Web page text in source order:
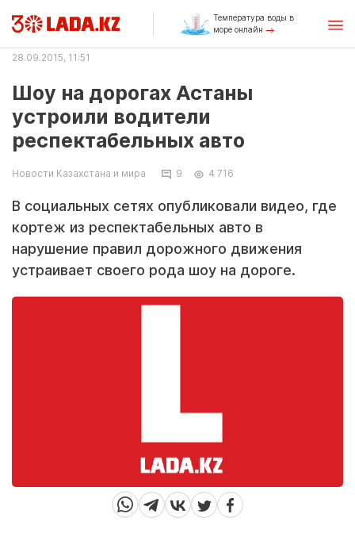
Температура воды в
море онлайн
28.09.2015, 11:51
Шоу на дорогах Астаны
устроили водители
респектабельных авто
Новости Казахстана и мира 9 4 716
В социальных сетях опубликовали видео, где
кортеж из респектабельных авто в
нарушение правил дорожного движения
устраивает своего рода шоу на дороге.